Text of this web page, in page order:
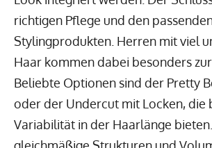
richtigen Pflege und den
Stylingprodukten. Herren mit viel
Haar kommen dabei besonders
Beliebte Optionen sind der Pretty
oder der Undercut mit Locken, die
Variabilität in der Haarlänge